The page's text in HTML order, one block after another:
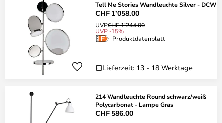
Tell Me Stories Wandleuchte Silver - DCW
CHF 1’058.00
UVPCHF 1’244.00
UVP -15%
Produktdatenblatt
Lieferzeit: 13 - 18 Werktage
214 Wandleuchte Round schwarz/weiß
Polycarbonat - Lampe Gras
CHF 586.00